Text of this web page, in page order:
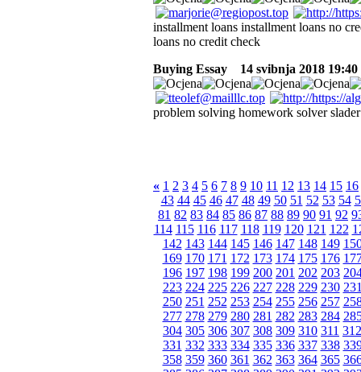
installment loans installment loans no
loans no credit check
Buying Essay
14 svibnja 2018 19:40
problem solving homework solver
« 1 2 3 4 5 6 7 8 9 10 11 12 13 14 15 16
43 44 45 46 47 48 49 50 51 52 53 54
81 82 83 84 85 86 87 88 89 90 91 92
114 115 116 117 118 119 120 121 122
142 143 144 145 146 147 148 149
169 170 171 172 173 174 175 176
196 197 198 199 200 201 202 203
223 224 225 226 227 228 229 230
250 251 252 253 254 255 256 257
277 278 279 280 281 282 283 284
304 305 306 307 308 309 310 311 312
331 332 333 334 335 336 337 338
358 359 360 361 362 363 364 365